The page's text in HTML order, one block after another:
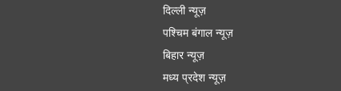
दिल्ली न्यूज़
पश्चिम बंगाल न्यूज़
बिहार न्यूज़
मध्य प्रदेश न्यूज़